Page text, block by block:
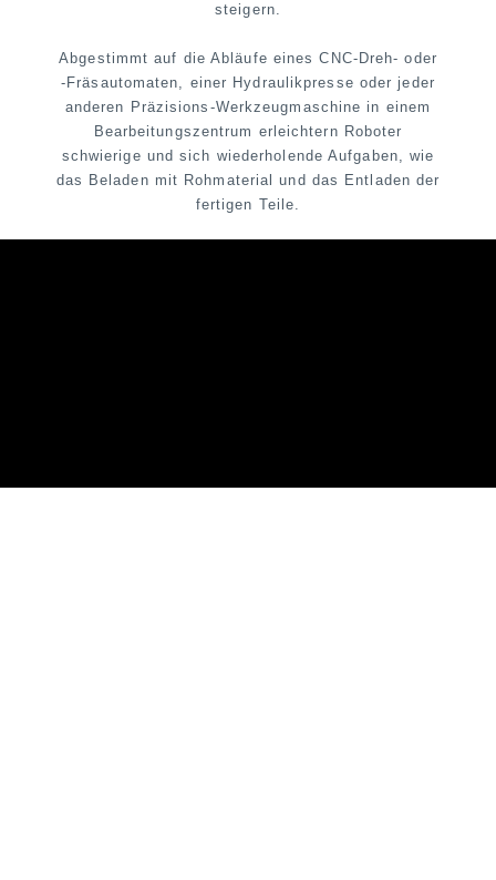
steigern.
Abgestimmt auf die Abläufe eines CNC-Dreh- oder
-Fräsautomaten, einer Hydraulikpresse oder jeder
anderen Präzisions-Werkzeugmaschine in einem
Bearbeitungszentrum erleichtern Roboter
schwierige und sich wiederholende Aufgaben, wie
das Beladen mit Rohmaterial und das Entladen der
fertigen Teile.